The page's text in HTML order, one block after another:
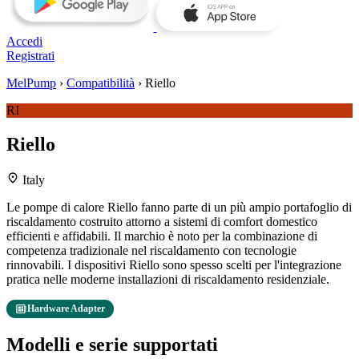
Accedi
Registrati
MelPump › Compatibilità › Riello
RI
Riello
location_on Italy
Le pompe di calore Riello fanno parte di un più ampio portafoglio di
riscaldamento costruito attorno a sistemi di comfort domestico
efficienti e affidabili. Il marchio è noto per la combinazione di
competenza tradizionale nel riscaldamento con tecnologie
rinnovabili. I dispositivi Riello sono spesso scelti per l'integrazione
pratica nelle moderne installazioni di riscaldamento residenziale.
developer_boardHardware Adapter
Modelli e serie supportati